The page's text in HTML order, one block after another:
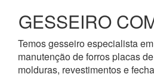
GESSEIRO
Temos gesseiro especialista
manutenção de forros placas
molduras, revestimentos e